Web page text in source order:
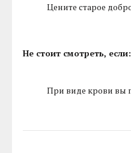
Цените старое
Не стоит смотреть, если:
При виде крови вы